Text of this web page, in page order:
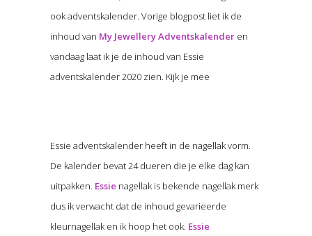
ook adventskalender. Vorige blogpost liet ik de
inhoud van My Jewellery Adventskalenderen
vandaag laat ik je de inhoud van Essie
adventskalender 2020 zien. Kijk je mee
Essie adventskalender heeft in de nagellak vorm.
De kalender bevat 24 dueren die je elke dag kan
uitpakken. Essie nagellak is bekende nagellak merk
dus ik verwacht dat de inhoud gevarieerde
kleurnagellak en ik hoop het ook. Essie